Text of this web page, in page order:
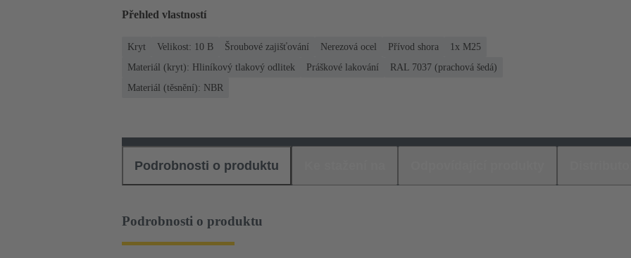
Přehled vlastností
Kryt Velikost: 10 B Šroubové zajišťování Nerezová ocel Přívod shora
1x M25
Materiál (kryt): Hliníkový tlakový odlitek
Práškové lakování
RAL 7037 (prachová šedá)
Materiál (těsnění): NBR
Podrobnosti o produktu
Podrobnosti o produktu